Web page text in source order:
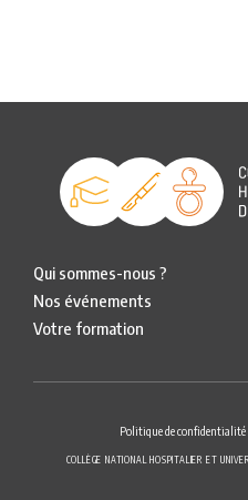
Qui sommes-nous ?
Nos événements
Votre formation
Politique de confidentialité
COLLÈGE NATIONAL HOSPITALIER ET